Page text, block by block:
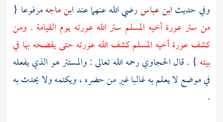
وفي حديثابن عباسرضي الله عنهما عندابن ماجهمرفوعا {
من ستر عورة أخيه المسلم ستر الله عورته يوم القيامة . ومن
كشف عورة أخيه المسلم كشف الله عورته حتى يفضحه بها في
بيته } . قالالحجاويرحمه الله تعالى : والمستتر هو الذي يفعله
في موضع لا يعلم به غالبا غير من حضره ، ويكتمه ولا يحدث به
.